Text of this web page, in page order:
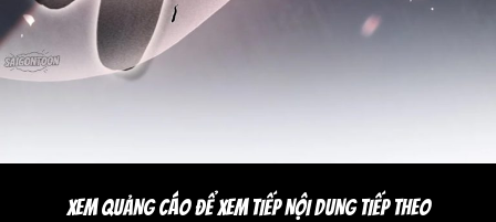
XEM QUẢNG CÁO ĐỂ XEM TIẾP NỘI DUNG TIẾP THEO